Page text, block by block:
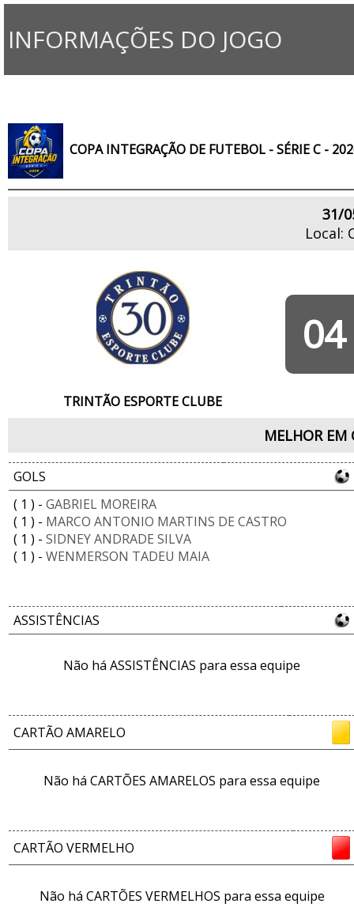
INFORMAÇÕES DO JOGO
COPA INTEGRAÇÃO DE FUTEBOL - SÉRIE C -
31/
Local:
TRINTÃO ESPORTE CLUBE
04
MELHOR
GOLS
( 1 ) - GABRIEL MOREIRA
( 1 ) - MARCO ANTONIO MARTINS DE CASTRO
( 1 ) - SIDNEY ANDRADE SILVA
( 1 ) - WENMERSON TADEU MAIA
ASSISTÊNCIAS
Não há ASSISTÊNCIAS para essa equipe
CARTÃO AMARELO
Não há CARTÕES AMARELOS para essa equipe
CARTÃO VERMELHO
Não há CARTÕES VERMELHOS para essa equipe